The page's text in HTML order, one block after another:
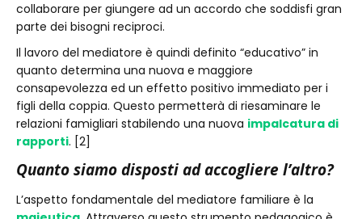
collaborare per giungere ad un accordo che soddisfi gran
parte dei bisogni reciproci.
Il lavoro del mediatore è quindi definito “educativo” in
quanto determina una nuova e maggiore
consapevolezza ed un effetto positivo immediato per i
figli della coppia. Questo permetterà di riesaminare le
relazioni famigliari stabilendo una nuova impalcatura di
rapporti. [2]
Quanto siamo disposti ad accogliere l’altro?
L’aspetto fondamentale del mediatore familiare è la